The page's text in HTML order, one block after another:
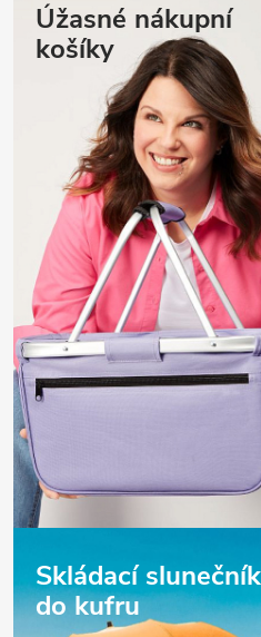
Úžasné nákupní
košíky
Skládací
do kufru